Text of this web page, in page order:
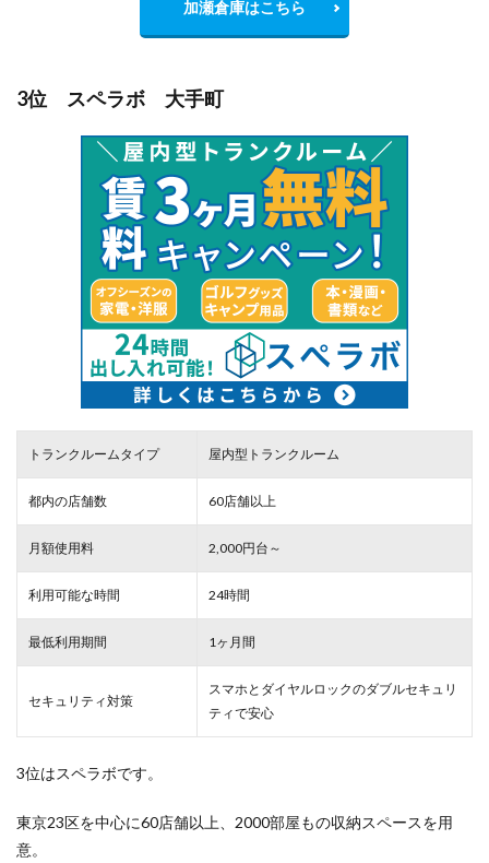
加瀬倉庫はこちら
3位 スペラボ 大手町
トランクルームタイプ 屋内型トランクルーム
都内の店舗数 60店舗以上
月額使用料 2,000円台～
利用可能な時間 24時間
最低利用期間 1ヶ月間
セキュリティ対策
スマホとダイヤルロックのダブルセキュリ
ティで安心
3位はスペラボです。
東京23区を中心に60店舗以上、2000部屋もの収納スペースを用
意。